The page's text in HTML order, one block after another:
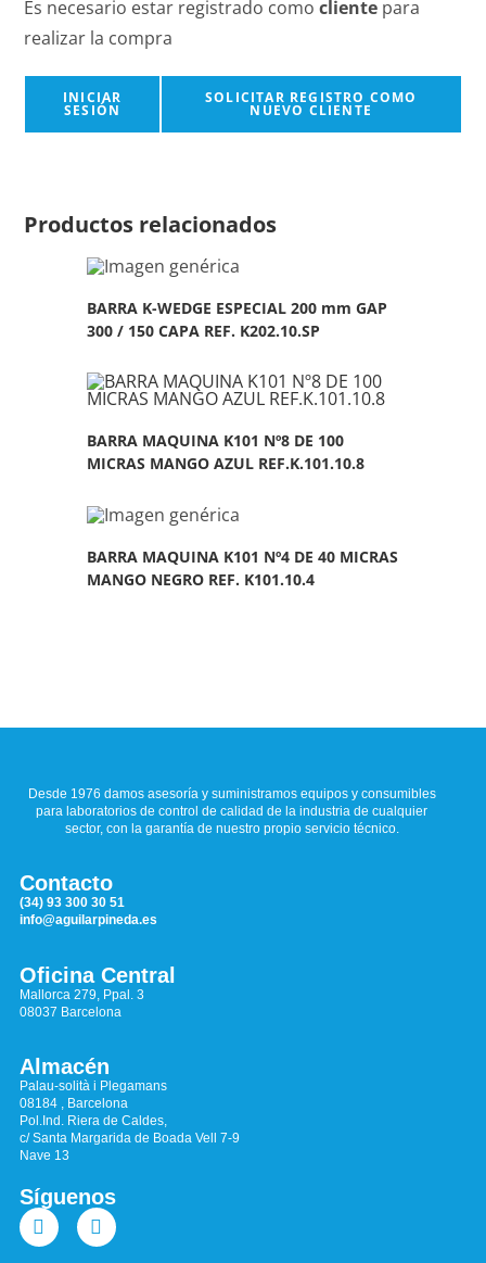
Es necesario estar registrado comocliente para
realizar la compra
INICIAR
SESIÓN
SOLICITAR REGISTRO COMO
NUEVO CLIENTE
Productos relacionados
BARRA K-WEDGE ESPECIAL 200 mm GAP
300 / 150 CAPA REF. K202.10.SP
BARRA MAQUINA K101 Nº8 DE 100
MICRAS MANGO AZUL REF.K.101.10.8
BARRA MAQUINA K101 Nº4 DE 40 MICRAS
MANGO NEGRO REF. K101.10.4
Desde 1976 damos asesoría y suministramos equipos y consumibles
para laboratorios de control de calidad de la industria de cualquier
sector, con la garantía de nuestro propio servicio técnico.
Contacto
(34) 93 300 30 51
info@aguilarpineda.es
Oficina Central
Mallorca 279, Ppal. 3
08037 Barcelona
Almacén
Palau-solità i Plegamans
08184 , Barcelona
Pol.Ind. Riera de Caldes,
c/ Santa Margarida de Boada Vell 7-9
Nave 13
Síguenos